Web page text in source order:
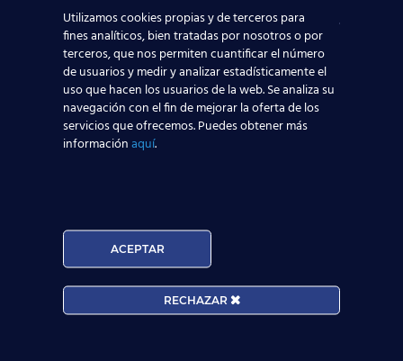
Provincia:
Edad:
Acepto la
informa que tratará los datos personales que facilite con
la finalidad de gestionar su consulta y darle respuesta.
Utilizamos cookies propias y de terceros para
fines analíticos, bien tratadas por nosotros o por
terceros, que nos permiten cuantificar el número
de usuarios y medir y analizar estadísticamente el
uso que hacen los usuarios de la web. Se analiza su
navegación con el fin de mejorar la oferta de los
servicios que ofrecemos. Puedes obtener más
informaciónaquí.
ACEPTAR
RECHAZAR